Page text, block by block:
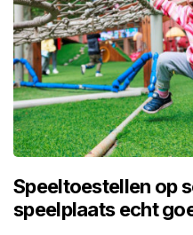
Speeltoestellen op
speelplaats echt